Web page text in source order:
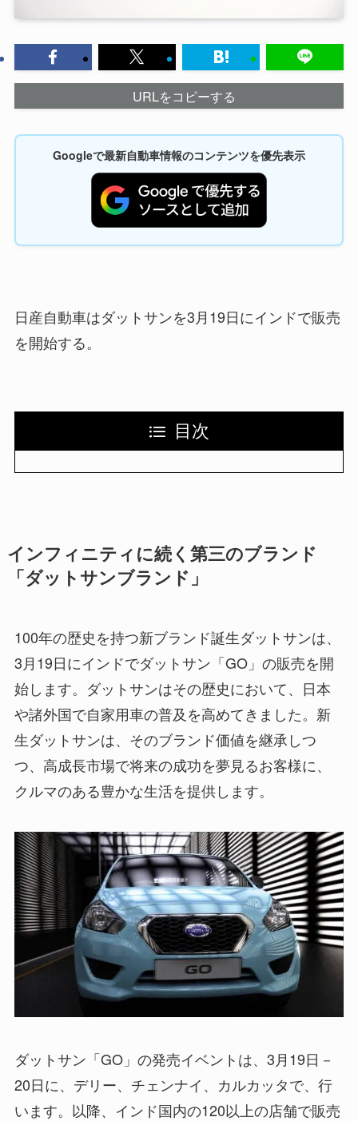
URLをコピーする
Googleで最新自動車情報のコンテンツを優先表示
日産自動車はダットサンを3月19日にインドで販売
を開始する。
目次
インフィニティに続く第三のブランド
「ダットサンブランド」
100年の歴史を持つ新ブランド誕生ダットサンは、
3月19日にインドでダットサン「GO」の販売を開
始します。ダットサンはその歴史において、日本
や諸外国で自家用車の普及を高めてきました。新
生ダットサンは、そのブランド価値を継承しつ
つ、高成長市場で将来の成功を夢見るお客様に、
クルマのある豊かな生活を提供します。
ダットサン「GO」の発売イベントは、3月19日－
20日に、デリー、チェンナイ、カルカッタで、行
います。以降、インド国内の120以上の店舗で販売